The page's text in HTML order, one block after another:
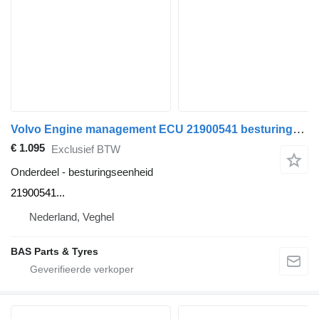
Volvo Engine management ECU 21900541 besturingseenheid voor Volvo vrachtwagen
€ 1.095 Exclusief BTW
Onderdeel - besturingseenheid
21900541...
Nederland, Veghel
BAS Parts & Tyres